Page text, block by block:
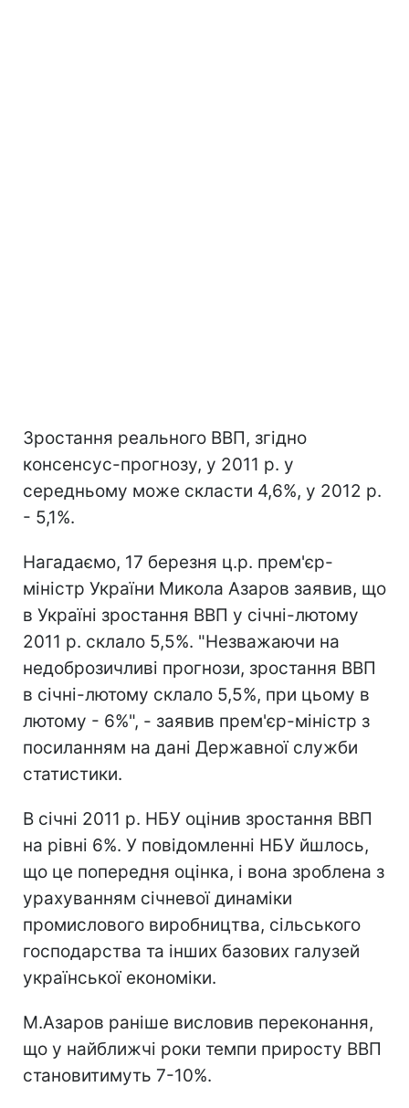
Зростання реального ВВП, згідно
консенсус-прогнозу, у 2011 р. у
середньому може скласти 4,6%, у 2012 р.
- 5,1%.
Нагадаємо, 17 березня ц.р. прем'єр-
міністр України Микола Азаров заявив, що
в Україні зростання ВВП у січні-лютому
2011 р. склало 5,5%. "Незважаючи на
недоброзичливі прогнози, зростання ВВП
в січні-лютому склало 5,5%, при цьому в
лютому - 6%", - заявив прем'єр-міністр з
посиланням на дані Державної служби
статистики.
В січні 2011 р. НБУ оцінив зростання ВВП
на рівні 6%. У повідомленні НБУ йшлось,
що це попередня оцінка, і вона зроблена з
урахуванням січневої динаміки
промислового виробництва, сільського
господарства та інших базових галузей
української економіки.
М.Азаров раніше висловив переконання,
що у найближчі роки темпи приросту ВВП
становитимуть 7-10%.